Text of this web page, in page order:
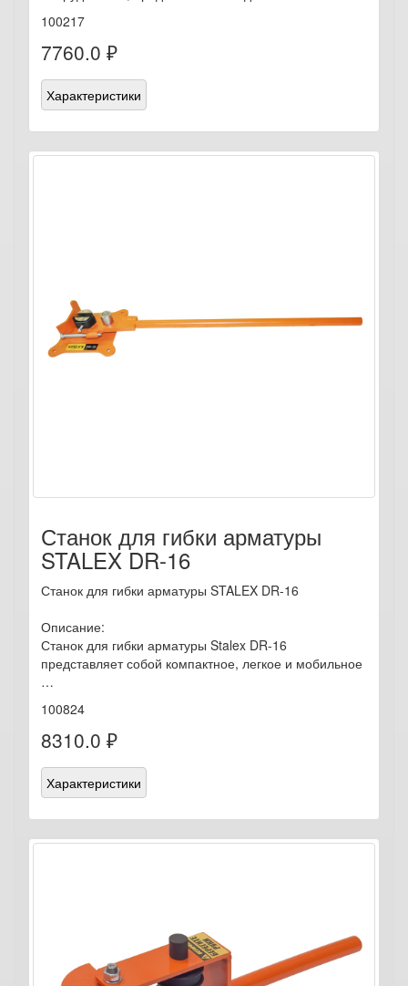
100217
7760.0 ₽
Характеристики
Станок для гибки арматуры
STALEX DR-16
Станок для гибки арматуры STALEX DR-16
Описание:
Станок для гибки арматуры Stalex DR-16
представляет собой компактное, легкое и мобильное
…
100824
8310.0 ₽
Характеристики